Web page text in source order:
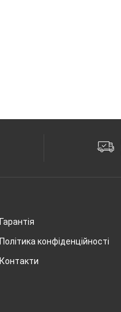
Гарантія
Політика конфіденційності
Контакти